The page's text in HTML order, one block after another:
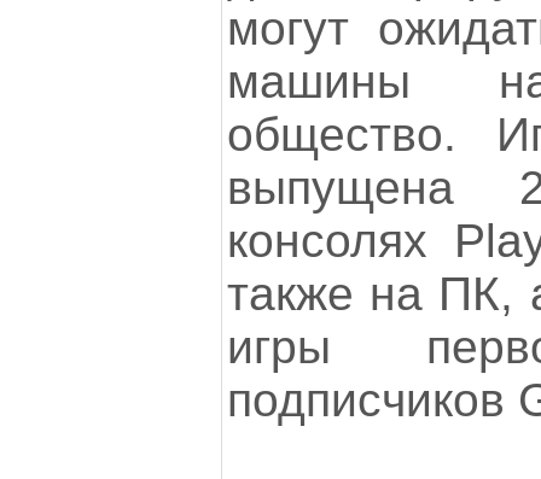
могут
машины
общество.
выпущена
консолях
также на ПК,
игры
подписчиков